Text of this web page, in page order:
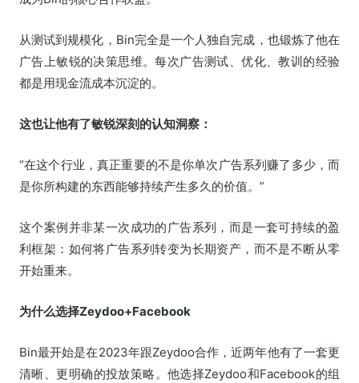
从测试到规模化，Bin完全是一个人独自完成，也锻炼了他在
广告上敏锐的决策思维。每次广告测试、优化、教训的经验
都是用现金流成本沉淀的。
这也让他有了敏锐深刻的认知洞察：
“在这个行业，真正重要的不是你单次广告系列赚了多少，而
是你所构建的东西能够持续产生多久的价值。”
这个案例并非某一次成功的广告系列，而是一套可持续的盈
利框架：如何将广告系列转变为长期资产，而不是不断从零
开始重来。
为什么选择Zeydoo+Facebook
Bin最开始是在2023年跟Zeydoo合作，近两年他有了一套更
清晰、更明确的投放策略。他选择Zeydoo和Facebook的组